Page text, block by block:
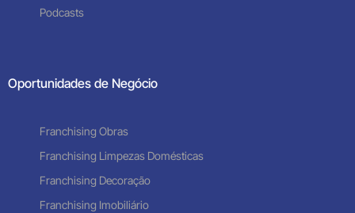
Podcasts
Oportunidades de Negócio
Franchising Obras
Franchising Limpezas Domésticas
Franchising Decoração
Franchising Imobiliário